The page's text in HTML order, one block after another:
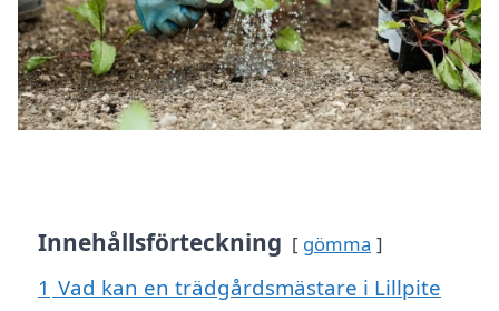
Innehållsförteckning gömma
1 Vad kan en trädgårdsmästare i Lillpite